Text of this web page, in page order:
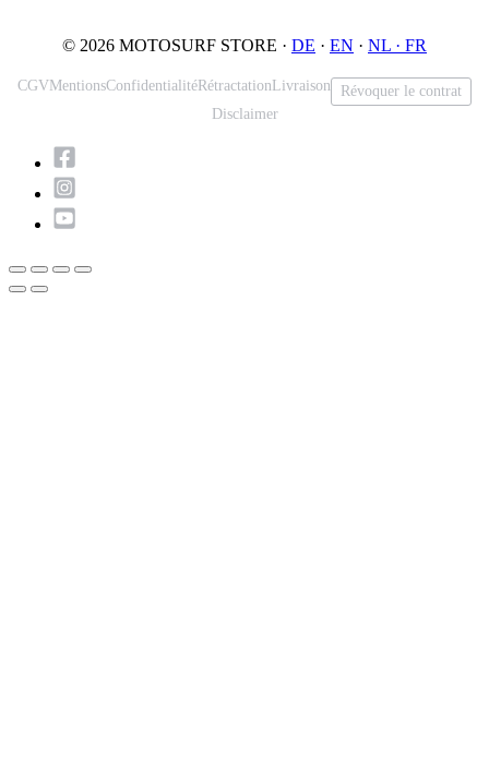
© 2026 MOTOSURF STORE · DE · EN · NL · FR
CGVMentionsConfidentialité Rétractation Livraison
Révoquer le contrat
Disclaimer